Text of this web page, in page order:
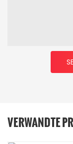
VERWANDTE